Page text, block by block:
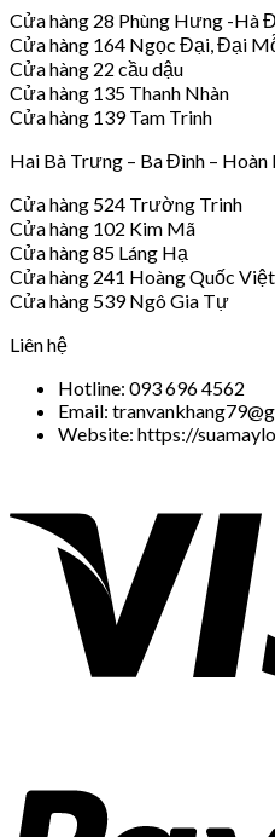
Cửa hàng 28 Phùng Hưng -Hà
Cửa hàng 164 Ngọc Đại, Đại
Cửa hàng 22 cầu dậu
Cửa hàng 135 Thanh Nhàn
Cửa hàng 139 Tam Trinh
Hai Bà Trưng – Ba Đình – Hoàn
Cửa hàng 524 Trường Trinh
Cửa hàng 102 Kim Mã
Cửa hàng 85 Láng Hạ
Cửa hàng 241 Hoàng Quốc Việt
Cửa hàng 539 Ngô Gia Tự
Liên hệ
Hotline: 093 696 4562
Email:
Website: https://